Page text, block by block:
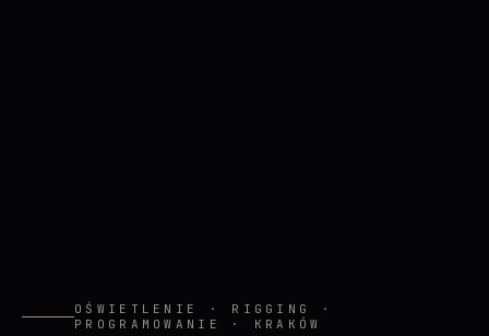
OŚWIETLENIE · RIGGING ·
PROGRAMOWANIE · KRAKÓW